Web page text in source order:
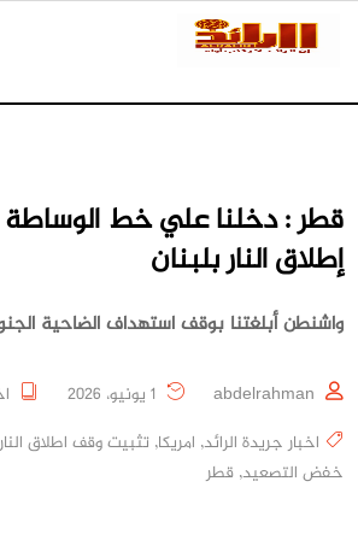
قطر : دخلنا علي خط
إطلاق النار بلبنان
واشنطن أبلغتنا بوقف استهداف الضاحية
abdelrahman
اخبار جريدة الرائد, امريكا, تثبيت وقف اطلاق النار
خفض التصعيد, قطر